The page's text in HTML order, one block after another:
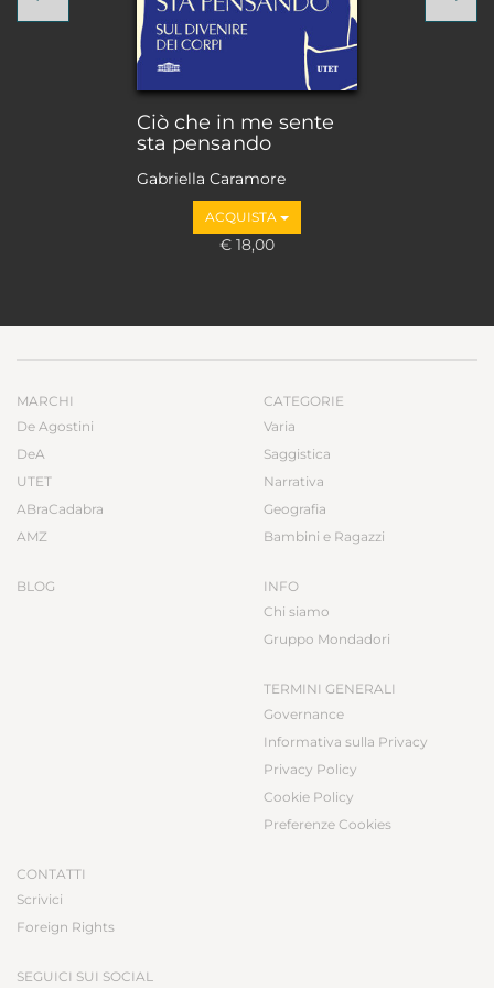
Ciò che in me sente
sta pensando
Gabriella Caramore
ACQUISTA
€ 18,00
MARCHI
De Agostini
DeA
UTET
ABraCadabra
AMZ
BLOG
CATEGORIE
Varia
Saggistica
Narrativa
Geografia
Bambini e Ragazzi
INFO
Chi siamo
Gruppo Mondadori
TERMINI GENERALI
Governance
Informativa sulla Privacy
Privacy Policy
Cookie Policy
Preferenze Cookies
CONTATTI
Scrivici
Foreign Rights
SEGUICI SUI SOCIAL